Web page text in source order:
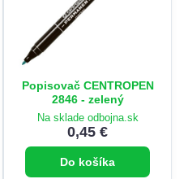
Popisovač CENTROPEN
2846 - zelený
Na sklade odbojna.sk
0,45 €
Do košíka